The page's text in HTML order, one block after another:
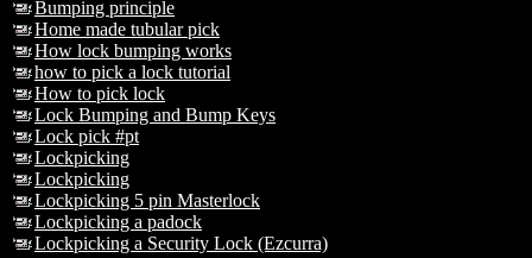
Bumping principle
Home made tubular pick
How lock bumping works
how to pick a lock tutorial
How to pick lock
Lock Bumping and Bump Keys
Lock pick #pt
Lockpicking
Lockpicking
Lockpicking 5 pin Masterlock
Lockpicking a padock
Lockpicking a Security Lock (Ezcurra)